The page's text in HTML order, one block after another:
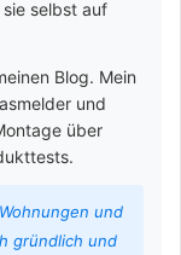
selbst auf
Blog. Mein
und
über
und
gründlich und